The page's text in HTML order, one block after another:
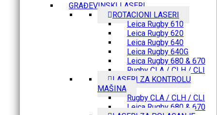
GRAĐEVINSKI LASERI
ROTACIONI LASERI
Leica Rugby 610
Leica Rugby 620
Leica Rugby 640
Leica Rugby 640G
Leica Rugby 680 & 670
Rugby CLA / CLH / CLI
LASERI ZA KONTROLU
MAŠINA
Rugby CLA / CLH / CLI
Leica Rugby 680 & 670